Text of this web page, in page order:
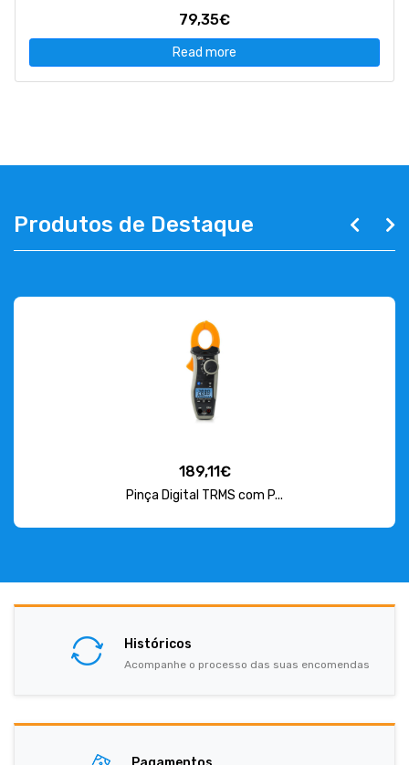
79,35€
Read more
Produtos de Destaque
189,11€
Pinça Digital TRMS com P...
Históricos
Acompanhe o processo das suas encomendas